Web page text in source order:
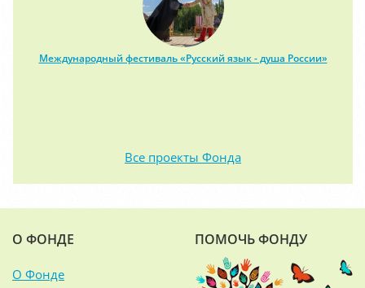
Международный фестиваль «Русский язык - душа России»
Все проекты Фонда
О ФОНДЕ
О Фонде
ПОМОЧЬ ФОНДУ